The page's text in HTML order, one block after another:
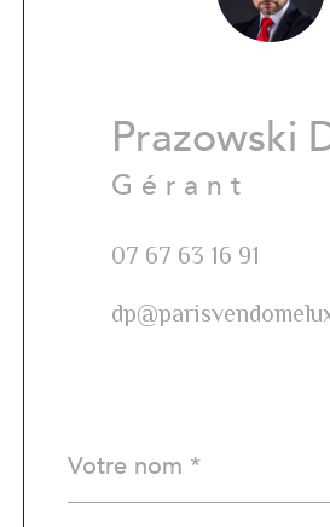
Prazowski
Gérant
07 67 63 16 91
par
défaut
*